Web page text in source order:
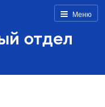
Меню
отдел